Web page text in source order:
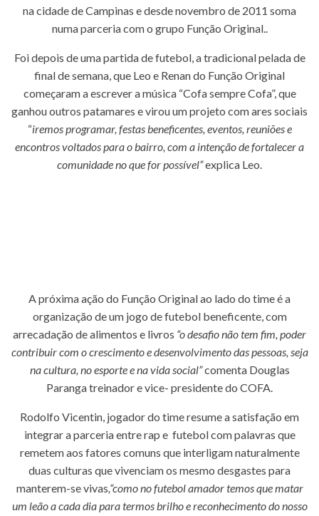
na cidade de Campinas e desde novembro de 2011 soma
numa parceria com o grupo Função Original..
Foi depois de uma partida de futebol, a tradicional pelada de
final de semana, que Leo e Renan do Função Original
começaram a escrever a música “Cofa sempre Cofa”, que
ganhou outros patamares e virou um projeto com ares sociais
“iremos programar, festas beneficentes, eventos, reuniões e
encontros voltados para o bairro, com a intenção de fortalecer a
comunidade no que for possível”explica Leo.
A próxima ação do Função Original ao lado do time é a
organização de um jogo de futebol beneficente, com
arrecadação de alimentos e livros “o desafio não tem fim, poder
contribuir com o crescimento e desenvolvimento das pessoas, seja
na cultura, no esporte e na vida social”comenta Douglas
Paranga treinador e vice- presidente do COFA.
Rodolfo Vicentin, jogador do time resume a satisfação em
integrar a parceria entre rap e futebol com palavras que
remetem aos fatores comuns que interligam naturalmente
duas culturas que vivenciam os mesmo desgastes para
manterem-se vivas,“como no futebol amador temos que matar
um leão a cada dia para termos brilho e reconhecimento do nosso